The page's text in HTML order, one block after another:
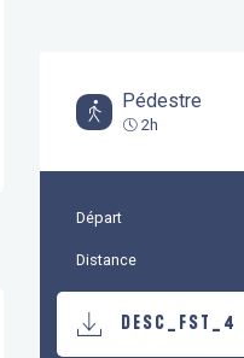
Pédestre
2h
Départ
Distance
Documentation
DESC_FST_4